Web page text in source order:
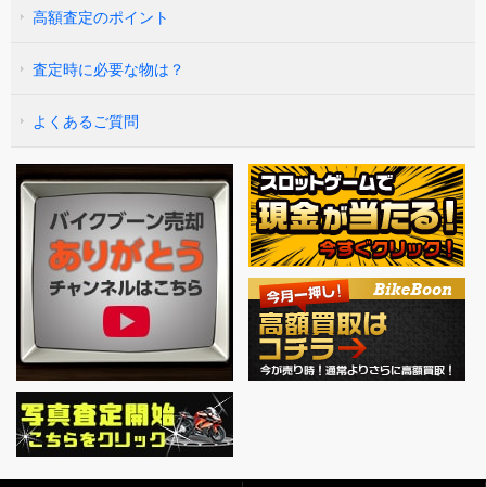
高額査定のポイント
査定時に必要な物は？
よくあるご質問